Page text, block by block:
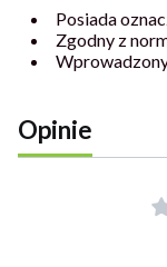
Posiada
Zgodny z
Opinie